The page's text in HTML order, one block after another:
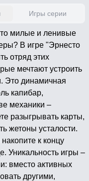
Игры серии
милые и ленивые
В игре "Эрнесто
отряд этих
мечтают устроить
Это динамичная
капибар,
механики –
разыгрывать карты,
жетоны усталости.
к концу
Уникальность игры –
вместо активных
другими,